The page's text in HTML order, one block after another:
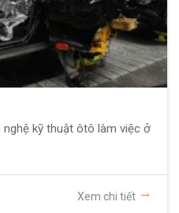
kỹ thuật ôtô làm việc ở
Xem chi tiết